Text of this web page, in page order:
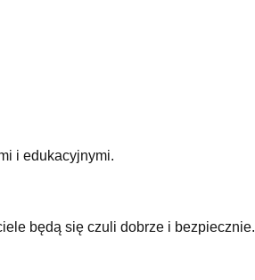
i edukacyjnymi.
będą się czuli dobrze i bezpiecznie.